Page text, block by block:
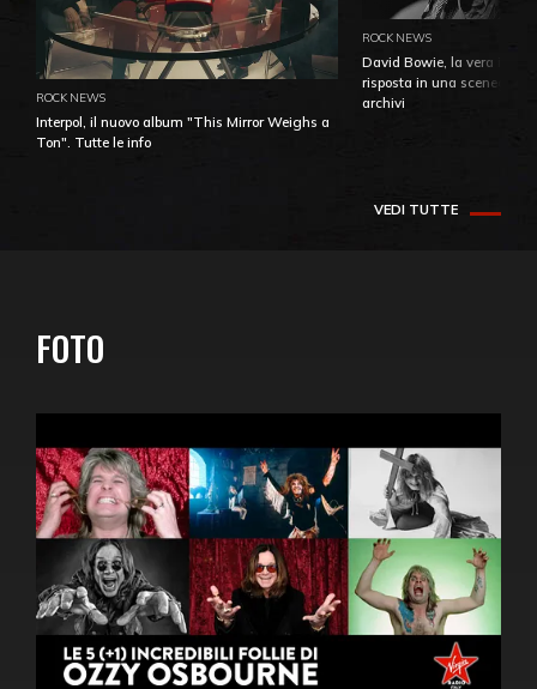
ROCK NEWS
Interpol, il nuovo album "This Mirror Weighs a
Ton". Tutte le info
ROCK NEWS
David Bowie, la vera
risposta in una
archivi
VEDI TUTTE
FOTO